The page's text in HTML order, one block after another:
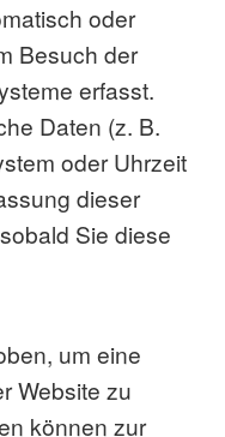
oder
Besuch der
erfasst.
Daten (z. B.
oder Uhrzeit
dieser
Sie diese
um eine
Website zu
können zur